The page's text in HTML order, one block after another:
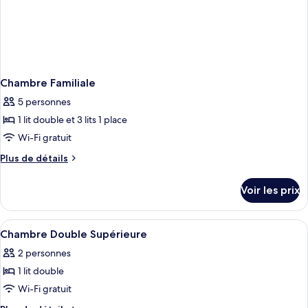
Chambre Familiale
5 personnes
1 lit double et 3 lits 1 place
Wi-Fi gratuit
Plus de détails
Plus
le
type
de
Chambre
Familiale
Voir les prix
Afficher
toutes
les
photos
pour
Une chambre à coucher
7
Chambre Double Supérieure
2 personnes
1 lit double
Wi-Fi gratuit